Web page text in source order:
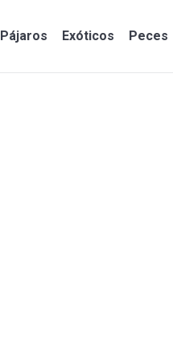
Pájaros Exóticos Peces
Pájaros Exóticos Peces